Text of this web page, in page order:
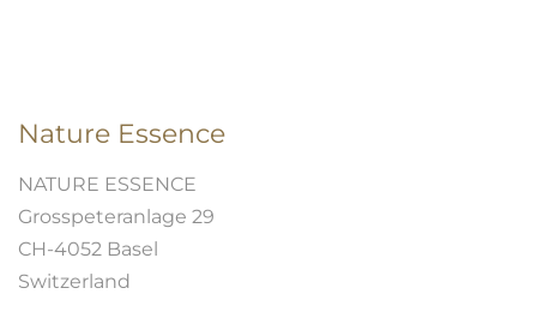
Nature Essence
NATURE ESSENCE
Grosspeteranlage 29
CH-4052 Basel
Switzerland